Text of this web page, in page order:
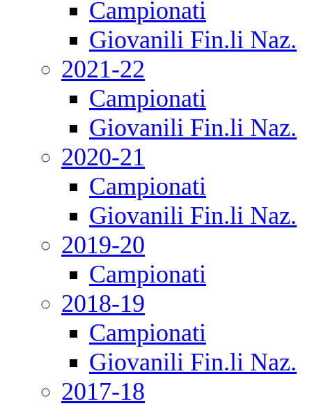
Campionati
Giovanili Fin.li Naz.
2021-22
Campionati
Giovanili Fin.li Naz.
2020-21
Campionati
Giovanili Fin.li Naz.
2019-20
Campionati
2018-19
Campionati
Giovanili Fin.li Naz.
2017-18